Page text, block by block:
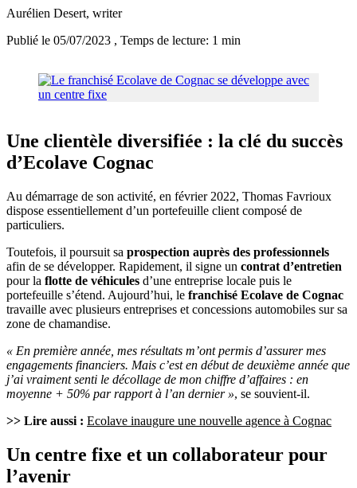
Aurélien Desert, writer
Publié le 05/07/2023 , Temps de lecture: 1 min
Une clientèle diversifiée : la clé du succès
d’Ecolave Cognac
Au démarrage de son activité, en février 2022, Thomas Favrioux
dispose essentiellement d’un portefeuille client composé de
particuliers.
Toutefois, il poursuit sa prospection auprès des professionnels
afin de se développer. Rapidement, il signe un contrat d’entretien
pour la flotte de véhicules d’une entreprise locale puis le
portefeuille s’étend. Aujourd’hui, le franchisé Ecolave de Cognac
travaille avec plusieurs entreprises et concessions automobiles sur sa
zone de chamandise.
« En première année, mes résultats m’ont permis d’assurer mes
engagements financiers. Mais c’est en début de deuxième année que
j’ai vraiment senti le décollage de mon chiffre d’affaires : en
moyenne + 50% par rapport à l’an dernier », se souvient-il.
>> Lire aussi : Ecolave inaugure une nouvelle agence à Cognac
Un centre fixe et un collaborateur pour
l’avenir